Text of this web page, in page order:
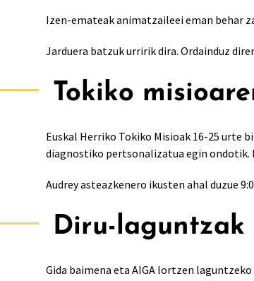
Izen-emateak animatzaileei eman behar
Jarduera batzuk urririk dira. Ordainduz
Tokiko
Euskal Herriko Tokiko Misioak 16-25 urte
diagnostiko pertsonalizatua egin
Audrey asteazkenero ikusten ahal duzue
Diru-laguntzak
Gida baimena eta AIGA lortzen